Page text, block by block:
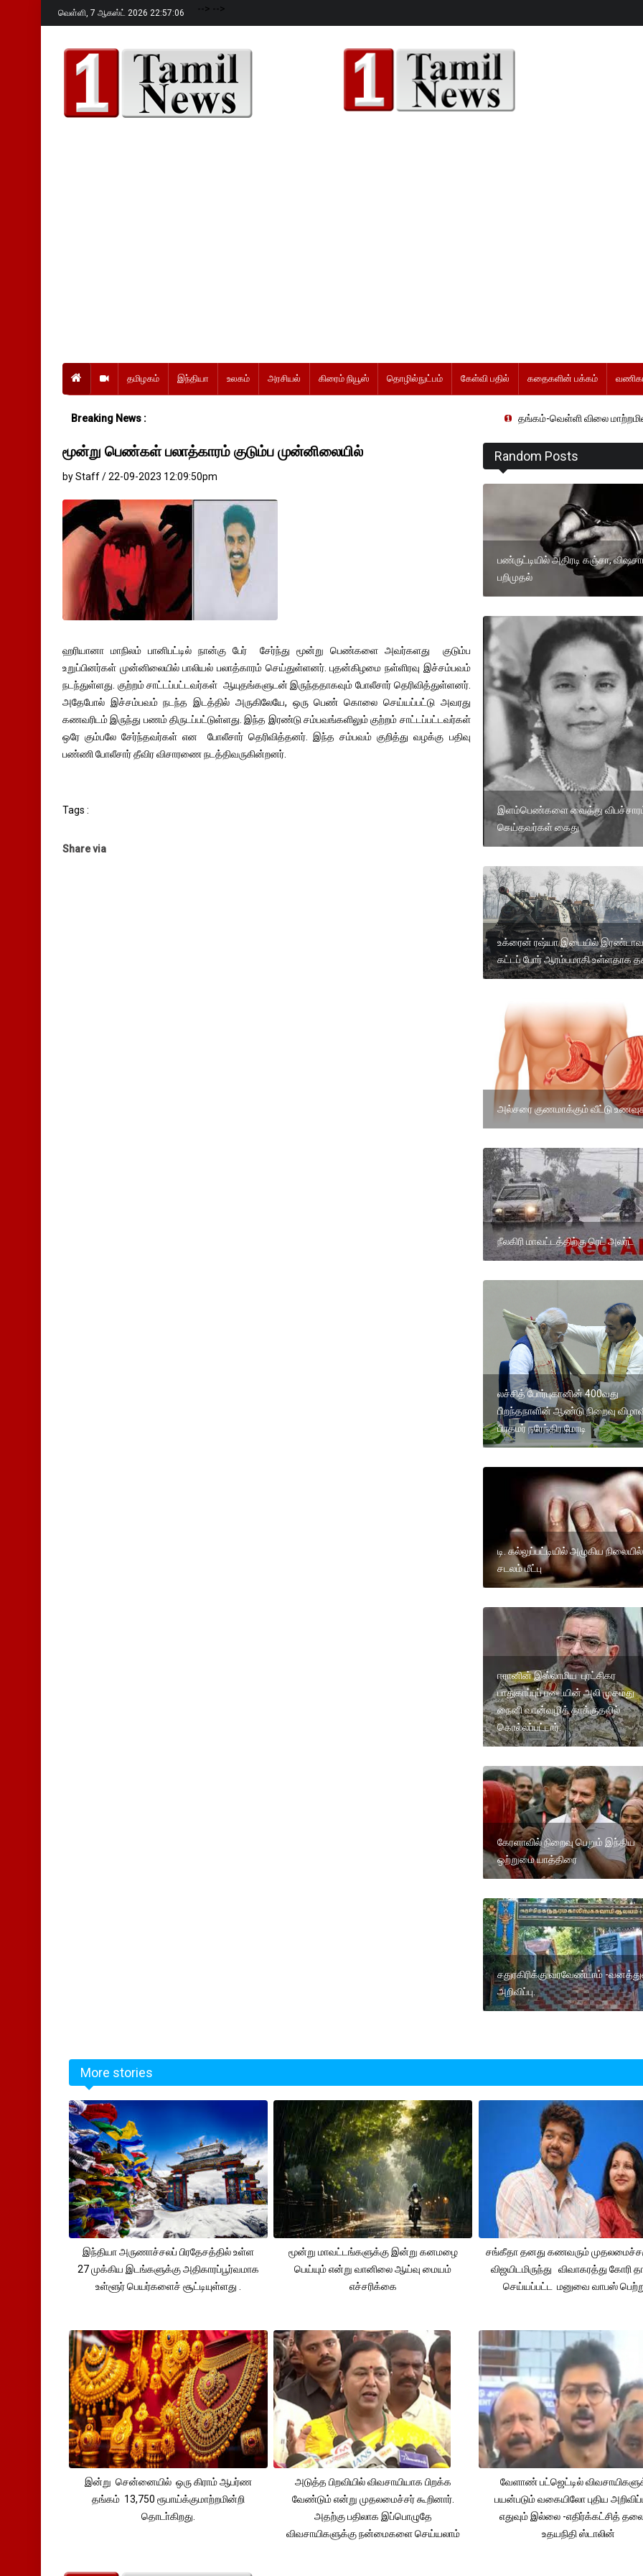
வெள்ளி, 7 ஆகஸ்ட் 2026 22:57:08 --> -->
தமிழகம் இந்தியா உலகம் அரசியல் கிரைம் நியூஸ் தொழில்நுட்பம் கேள்வி பதில் கதைகளின் பக்கம்
Breaking News : தங்கம்-வெள்ளி விலை
மூன்று பெண்கள் பலாத்காரம் குடும்ப முன்னிலையில்
by Staff / 22-09-2023 12:09:50pm
ஹரியானா மாநிலம் பானிபட்டில் நான்கு பேர் சேர்ந்து மூன்று பெண்களை அவர்களது குடும்ப
உறுப்பினர்கள் முன்னிலையில் பாலியல் பலாத்காரம் செய்துள்ளனர். புதன்கிழமை நள்ளிரவு இச்சம்பவம்
நடந்துள்ளது. குற்றம் சாட்டப்பட்டவர்கள் ஆயுதங்களுடன் இருந்ததாகவும் போலீசார் தெரிவித்துள்ளனர்.
அதேபோல் இச்சம்பவம் நடந்த இடத்தில் அருகிலேயே, ஒரு பெண் கொலை செய்யப்பட்டு அவரது
கணவரிடம் இருந்து பணம் திருடப்பட்டுள்ளது. இந்த இரண்டு சம்பவங்களிலும் குற்றம் சாட்டப்பட்டவர்கள்
ஒரே கும்பலே சேர்ந்தவர்கள் என போலீசார் தெரிவித்தனர். இந்த சம்பவம் குறித்து வழக்கு பதிவு
பண்ணி போலீசார் தீவிர விசாரணை நடத்திவருகின்றனர்.
Tags :
Share via
Random Posts
பண்ருட்டியில் அதிரடி கஞ்சா,
பறிமுதல்
இளம்பெண்களை வைத்து
செய்தவர்கள் கைது
உக்ரைன் ரஷ்யா இடையில்
கட்டப் போர் ஆரம்பமாகி உள்ளதாக
அல்சரை குணமாக்கும் வீட்டு
நீலகிரி மாவட்டத்திற்கு ரெட் அலர்ட்
லச்சித் போர்புகானின் 400வது
பிறந்தநாளின் ஆண்டு நிறைவு
பிரதமர் நரேந்திர மோடி
டி. கல்லுப்பட்டியில் அழுகிய
சடலம் மீட்பு
ஈரானின் இஸ்லாமிய புரட்சிகர
பாதுகாப்புப் படையின் அலி முகமது
நைனி வான்வழித் தாக்குதலில்
கொல்லப்பட்டார்.
கேரளாவில் நிறைவு பெறும் இந்திய
ஒற்றுமை யாத்திரை
சதுரகிரிக்கு வரவேண்டாம் -
அறிவிப்பு.
More stories
இந்தியா அருணாச்சலப் பிரதேசத்தில் உள்ள
27 முக்கிய இடங்களுக்கு அதிகாரப்பூர்வமாக
உள்ளூர் பெயர்களைச் சூட்டியுள்ளது .
மூன்று மாவட்டங்களுக்கு இன்று கனமழை
பெய்யும் என்று வானிலை ஆய்வு மையம்
எச்சரிக்கை
சங்கீதா தனது கணவரும்
விஜயிடமிருந்து விவாகரத்து கோரி
செய்யப்பட்ட மனுவை வாபஸ்
இன்று சென்னையில் ஒரு கிராம் ஆபர்ண
தங்கம் 13,750 ரூபாய்க்குமாற்றமின்றி
தொடா்கிறது.
அடுத்த பிறவியில் விவசாயியாக பிறக்க
வேண்டும் என்று முதலமைச்சர் கூறினார்.
அதற்கு பதிலாக இப்பொழுதே
விவசாயிகளுக்கு நன்மைகளை செய்யலாம்
வேளாண் பட்ஜெட்டில்
பயன்படும் வகையிலோ புதிய
எதுவும் இல்லை -எதிர்க்கட்சித்
உதயநிதி ஸ்டாலின்